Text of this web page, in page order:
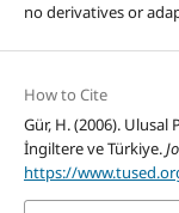
no derivatives or
How to Cite
Gür, H. (2006).
İngiltere ve Türkiye.
https://